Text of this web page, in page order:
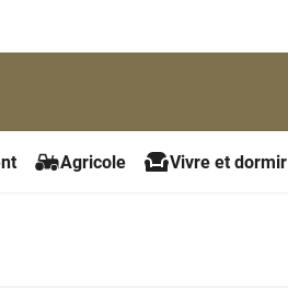
Agricole Vivre et dormir